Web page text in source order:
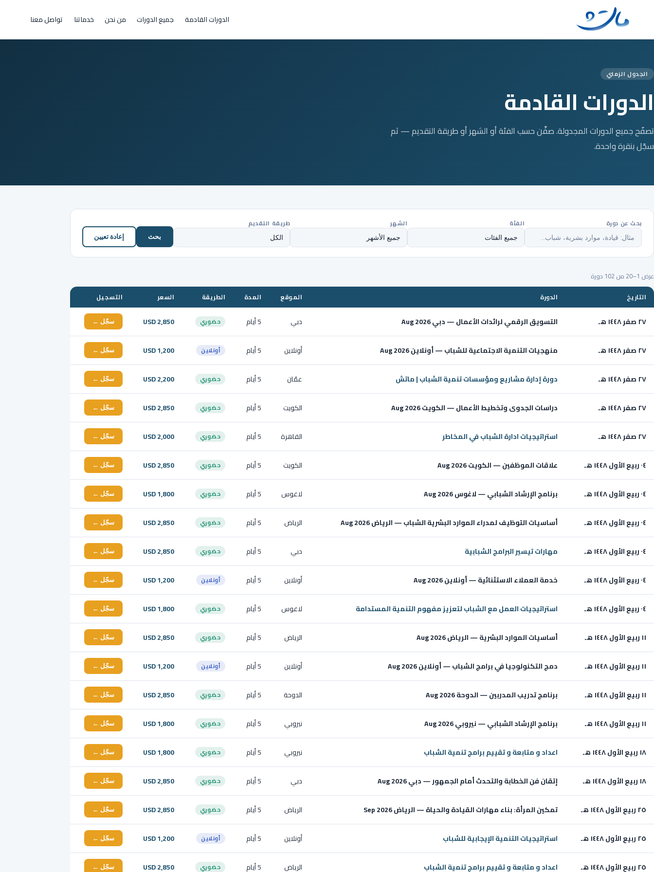
الدورات القادمة جميع الدورات من نحن خدماتنا تواصل معنا
الجدول الزمني
الدورات القادمة
تصفّح جميع الدورات المجدولة. صفِّن حسب الفئة أو الشهر أو طريقة التقديم — ثم
سجّل بنقرة واحدة.
بحث عن دورة الفئة الشهر طريقة التقديم
بحث إعادة تعيين
عرض 1–20 من 102 دورة
التاريخ الدورة الموقع المدة الطريقة السعر التسجيل
٢٧ صفر ١٤٤٨ هـ التسويق الرقمي لرائدات الأعمال — دبي Aug 2026 دبي 5 أيام حضوري USD 2,850 سجّل ←
٢٧ صفر ١٤٤٨ هـ منهجيات التنمية الاجتماعية للشباب — أونلاين Aug 2026 أونلاين 5 أيام أونلاين USD 1,200 سجّل ←
٢٧ صفر ١٤٤٨ هـ دورة إدارة مشاريع ومؤسسات تنمية الشباب | ماتش عمّان 5 أيام حضوري USD 2,200 سجّل ←
٢٧ صفر ١٤٤٨ هـ دراسات الجدوى وتخطيط الأعمال — الكويت Aug 2026 الكويت 5 أيام حضوري USD 2,850 سجّل ←
٢٧ صفر ١٤٤٨ هـ استراتيجيات ادارة الشباب في المخاطر القاهرة 5 أيام حضوري USD 2,000 سجّل ←
٠٤ ربيع الأول ١٤٤٨ هـ علاقات الموظفين — الكويت Aug 2026 الكويت 5 أيام حضوري USD 2,850 سجّل ←
٠٤ ربيع الأول ١٤٤٨ هـ برنامج الإرشاد الشبابي — لاغوس Aug 2026 لاغوس 5 أيام حضوري USD 1,800 سجّل ←
٠٤ ربيع الأول ١٤٤٨ هـ أساسيات التوظيف لمدراء الموارد البشرية الشباب — الرياض Aug 2026 الرياض 5 أيام حضوري USD 2,850 سجّل ←
٠٤ ربيع الأول ١٤٤٨ هـ مهارات تيسير البرامج الشبابية دبي 5 أيام حضوري USD 2,850 سجّل ←
٠٤ ربيع الأول ١٤٤٨ هـ خدمة العملاء الاستثنائية — أونلاين Aug 2026 أونلاين 5 أيام أونلاين USD 1,200 سجّل ←
٠٤ ربيع الأول ١٤٤٨ هـ استراتيجيات العمل مع الشباب لتعزيز مفهوم التنمية المستدامة لاغوس 5 أيام حضوري USD 1,800 سجّل ←
١١ ربيع الأول ١٤٤٨ هـ أساسيات الموارد البشرية — الرياض Aug 2026 الرياض 5 أيام حضوري USD 2,850 سجّل ←
١١ ربيع الأول ١٤٤٨ هـ دمج التكنولوجيا في برامج الشباب — أونلاين Aug 2026 أونلاين 5 أيام أونلاين USD 1,200 سجّل ←
١١ ربيع الأول ١٤٤٨ هـ برنامج تدريب المدربين — الدوحة Aug 2026 الدوحة 5 أيام حضوري USD 2,850 سجّل ←
١١ ربيع الأول ١٤٤٨ هـ برنامج الإرشاد الشبابي — نيروبي Aug 2026 نيروبي 5 أيام حضوري USD 1,800 سجّل ←
١٨ ربيع الأول ١٤٤٨ هـ اعداد و متابعة و تقييم برامج تنمية الشباب نيروبي 5 أيام حضوري USD 1,800 سجّل ←
١٨ ربيع الأول ١٤٤٨ هـ إتقان فن الخطابة والتحدث أمام الجمهور — دبي Aug 2026 دبي 5 أيام حضوري USD 2,850 سجّل ←
٢٥ ربيع الأول ١٤٤٨ هـ تمكين المرأة: بناء مهارات القيادة والحياة — الرياض Sep 2026 الرياض 5 أيام حضوري USD 2,850 سجّل ←
٢٥ ربيع الأول ١٤٤٨ هـ استراتيجيات التنمية الإيجابية للشباب أونلاين 5 أيام أونلاين USD 1,200 سجّل ←
٢٥ ربيع الأول ١٤٤٨ هـ اعداد و متابعة و تقييم برامج تنمية الشباب الرياض 5 أيام حضوري USD 2,850 سجّل ←